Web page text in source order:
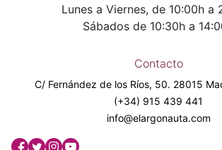
Lunes a Viernes, de 10:00h a
Sábados de 10:30h a
Contacto
C/ Fernández de los Ríos, 50. 28015
(+34) 915 439 441
info@elargonauta.com